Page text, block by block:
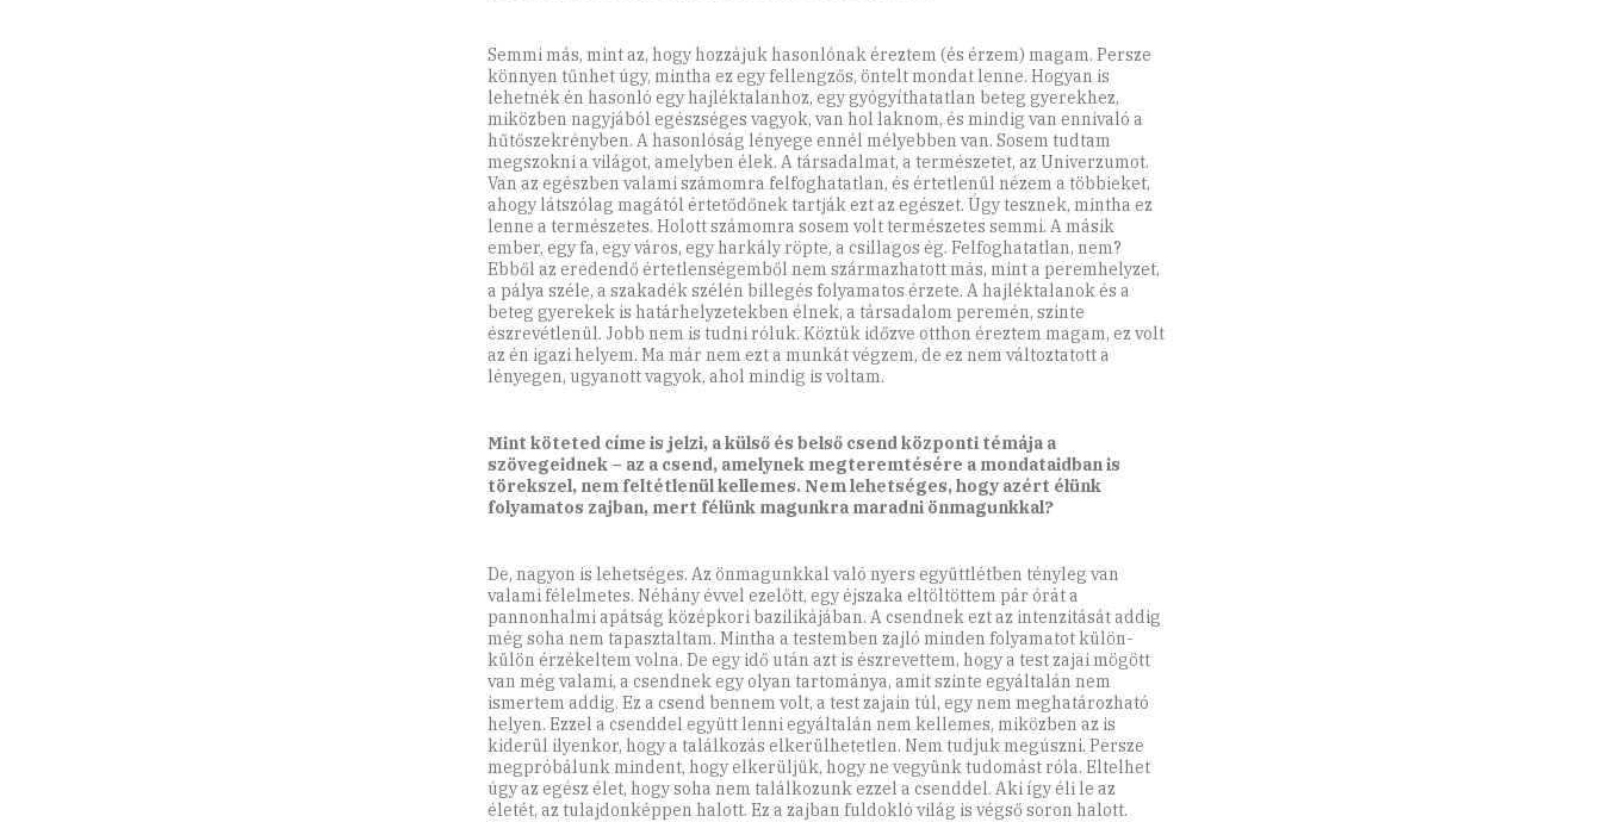
Semmi más, mint az, hogy hozzájuk hasonlónak éreztem (és érzem) magam. Persze
könnyen tűnhet úgy, mintha ez egy fellengzős, öntelt mondat lenne. Hogyan is
lehetnék én hasonló egy hajléktalanhoz, egy gyógyíthatatlan beteg gyerekhez,
miközben nagyjából egészséges vagyok, van hol laknom, és mindig van ennivaló a
hűtőszekrényben. A hasonlóság lényege ennél mélyebben van. Sosem tudtam
megszokni a világot, amelyben élek. A társadalmat, a természetet, az Univerzumot.
Van az egészben valami számomra felfoghatatlan, és értetlenül nézem a többieket,
ahogy látszólag magától értetődőnek tartják ezt az egészet. Úgy tesznek, mintha ez
lenne a természetes. Holott számomra sosem volt természetes semmi. A másik
ember, egy fa, egy város, egy harkály röpte, a csillagos ég. Felfoghatatlan, nem?
Ebből az eredendő értetlenségemből nem származhatott más, mint a peremhelyzet,
a pálya széle, a szakadék szélén billegés folyamatos érzete. A hajléktalanok és a
beteg gyerekek is határhelyzetekben élnek, a társadalom peremén, szinte
észrevétlenül. Jobb nem is tudni róluk. Köztük időzve otthon éreztem magam, ez volt
az én igazi helyem. Ma már nem ezt a munkát végzem, de ez nem változtatott a
lényegen, ugyanott vagyok, ahol mindig is voltam.
Mint köteted címe is jelzi, a külső és belső csend központi témája a
szövegeidnek – az a csend, amelynek megteremtésére a mondataidban is
törekszel, nem feltétlenül kellemes. Nem lehetséges, hogy azért élünk
folyamatos zajban, mert félünk magunkra maradni önmagunkkal?
De, nagyon is lehetséges. Az önmagunkkal való nyers együttlétben tényleg van
valami félelmetes. Néhány évvel ezelőtt, egy éjszaka eltöltöttem pár órát a
pannonhalmi apátság középkori bazilikájában. A csendnek ezt az intenzitását addig
még soha nem tapasztaltam. Mintha a testemben zajló minden folyamatot külön-
külön érzékeltem volna. De egy idő után azt is észrevettem, hogy a test zajai mögött
van még valami, a csendnek egy olyan tartománya, amit szinte egyáltalán nem
ismertem addig. Ez a csend bennem volt, a test zajain túl, egy nem meghatározható
helyen. Ezzel a csenddel együtt lenni egyáltalán nem kellemes, miközben az is
kiderül ilyenkor, hogy a találkozás elkerülhetetlen. Nem tudjuk megúszni. Persze
megpróbálunk mindent, hogy elkerüljük, hogy ne vegyünk tudomást róla. Eltelhet
úgy az egész élet, hogy soha nem találkozunk ezzel a csenddel. Aki így éli le az
életét, az tulajdonképpen halott. Ez a zajban fuldokló világ is végső soron halott.